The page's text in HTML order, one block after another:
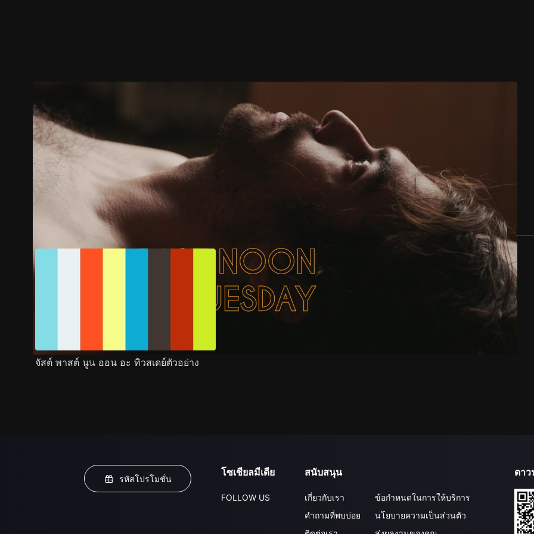
ภาพนิ่ง
จัสต์ พาสต์ นูน ออน อะ ทิวสเดย์ตัวอย่าง
รหัสโปรโมชั่น
โซเชียลมีเดีย
FOLLOW US
สนับสนุน
เกี่ยวกับเรา
คำถามที่พบบ่อย
ข้อกำหนดในการให้บริการ
นโยบายความเป็นส่วนตัว
ดา